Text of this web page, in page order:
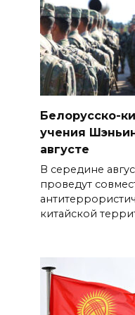
Белорусско-
учения
августе
В середине
проведут
китайской